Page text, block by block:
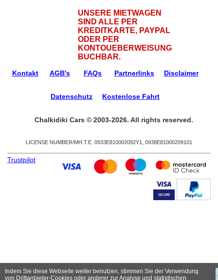
Indem Sie diese Webseite weiter benutzen, stimmen Sie der Verwendung
von Drittanbieter-Cookies oder anderer zur Analyse und statistischen
UNSERE MIETWAGEN
SIND ALLE PER
KREDITKARTE, PAYPAL
ODER PER
KONTOUEBERWEISUNG
BUCHBAR.
Kontakt AGB's FAQs Partnerlinks Disclaimer
Datenschutz Kostenlose Fahrt
Chalkidiki Cars © 2003-2026. All rights reserved.
LICENSE NUMBER/ΜΗ.Τ.Ε. 0933Ε810002092Υ1, 0938Ε81000209101
Trustpilot